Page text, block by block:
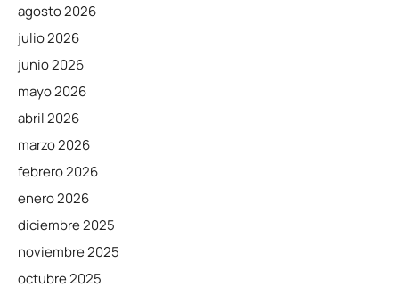
agosto 2026
julio 2026
junio 2026
mayo 2026
abril 2026
marzo 2026
febrero 2026
enero 2026
diciembre 2025
noviembre 2025
octubre 2025